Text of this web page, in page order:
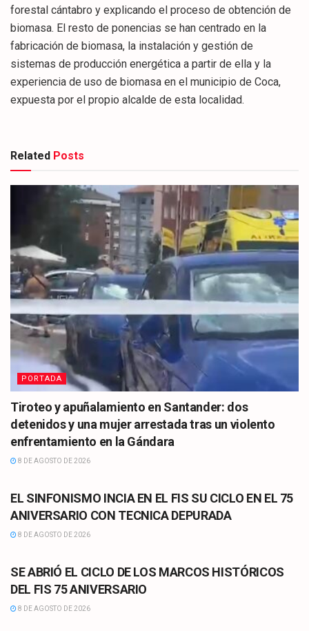
forestal cántabro y explicando el proceso de obtención de
biomasa. El resto de ponencias se han centrado en la
fabricación de biomasa, la instalación y gestión de
sistemas de producción energética a partir de ella y la
experiencia de uso de biomasa en el municipio de Coca,
expuesta por el propio alcalde de esta localidad.
Related Posts
PORTADA
Tiroteo y apuñalamiento en Santander: dos
detenidos y una mujer arrestada tras un violento
enfrentamiento en la Gándara
8 DE AGOSTO DE 2026
EL SINFONISMO INCIA EN EL FIS SU CICLO EN EL 75
ANIVERSARIO CON TECNICA DEPURADA
8 DE AGOSTO DE 2026
SE ABRIÓ EL CICLO DE LOS MARCOS HISTÓRICOS
DEL FIS 75 ANIVERSARIO
8 DE AGOSTO DE 2026